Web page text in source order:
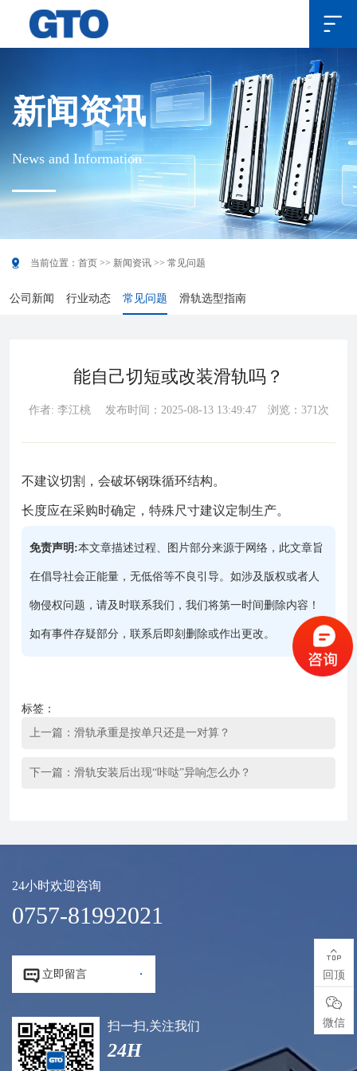

新闻资讯
News and Information
公司新闻 行业动态 常见问题 滑轨选型指南
 当前位置： 首页 >> 新闻资讯 >> 常见问题
能自己切短或改装滑轨吗？
作者: 李江桃 发布时间：2025-08-13 13:49:47 浏览：371次
不建议切割，会破坏钢珠循环结构。
长度应在采购时确定，特殊尺寸建议定制生产。
免责声明:本文章描述过程、图片部分来源于网络，此文章旨
在倡导社会正能量，无低俗等不良引导。如涉及版权或者人
物侵权问题，请及时联系我们，我们将第一时间删除内容！
如有事件存疑部分，联系后即刻删除或作出更改。
标签：
上一篇： 滑轨承重是按单只还是一对算？
下一篇： 滑轨安装后出现“咔哒”异响怎么办？
24小时欢迎咨询
0757-81992021
 立即留言
扫一扫,关注我们
24H

回顶

微信